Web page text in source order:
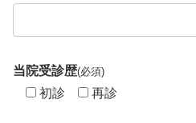
当院受診歴(必須)
初診 再診